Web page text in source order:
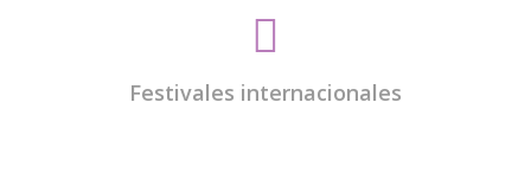
Festivales internacionales